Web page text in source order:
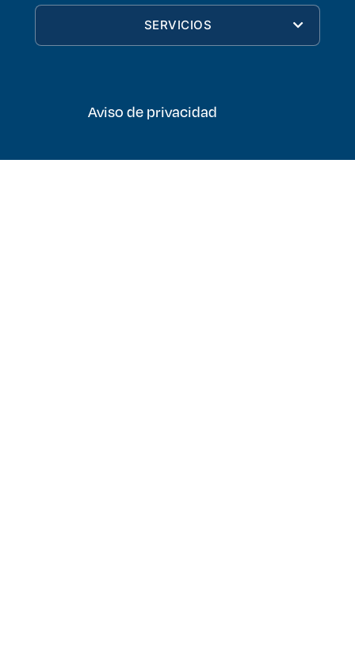
SERVICIOS
Aviso de privacidad